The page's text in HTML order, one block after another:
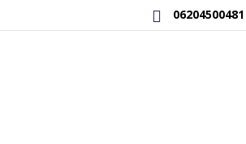
06204500481